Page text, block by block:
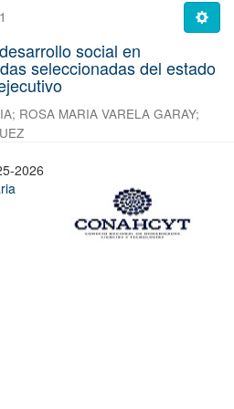
social en
seleccionadas del estado
; ROSA MARIA VARELA GARAY;
2026